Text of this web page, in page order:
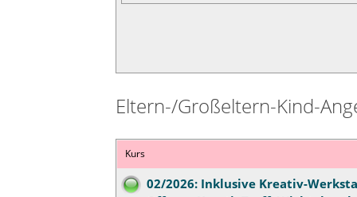
Eltern-/Großeltern-Kind-
Kurs
02/2026: Inklusive Kreativ-